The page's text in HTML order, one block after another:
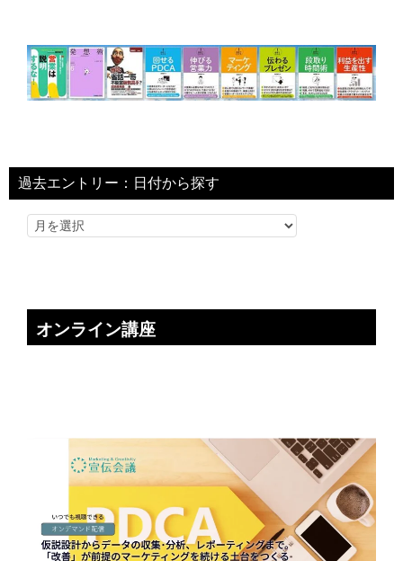
過去エントリー：日付から探す
オンライン講座